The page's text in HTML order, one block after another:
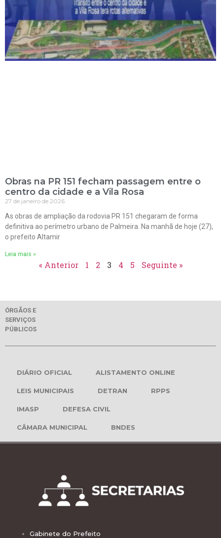
Obras na PR 151 fecham passagem entre o
centro da cidade e a Vila Rosa
27 de janeiro de 2026
As obras de ampliação da rodovia PR 151 chegaram de forma
definitiva ao perímetro urbano de Palmeira. Na manhã de hoje (27),
o prefeito Altamir
Leia mais »
« Anterior 1 2 3 4 5 Seguinte »
ÓRGÃOS E
SERVIÇOS
PÚBLICOS
DIÁRIO OFICIAL ALISTAMENTO ONLINE
LEIS MUNICIPAIS DETRAN RPPS
IMASP DEFESA CIVIL
CÂMARA MUNICIPAL BNDES
Gabinete do Prefeito